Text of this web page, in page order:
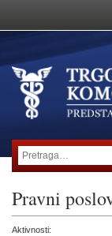
Pravni
Aktivnosti: